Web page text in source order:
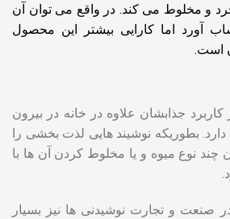
و مخلوط می کند. در واقع می توان آن
آورد اما کارایی بیشتر این محصول
است.
جذابشان علاوه در خانه در بیرون
دارد. بطوریکه نوشیند هایی لذت بخشی را
نوع میوه و یا مخلوط کردن آن ها با
صنعت و تجارت نوشیدنی ها نیز بسیار